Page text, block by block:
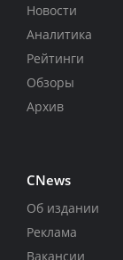
Новости
Аналитика
Рейтинги
Обзоры
Архив
CNews
Об издании
Реклама
Вакансии